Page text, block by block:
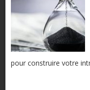
pour construire votre